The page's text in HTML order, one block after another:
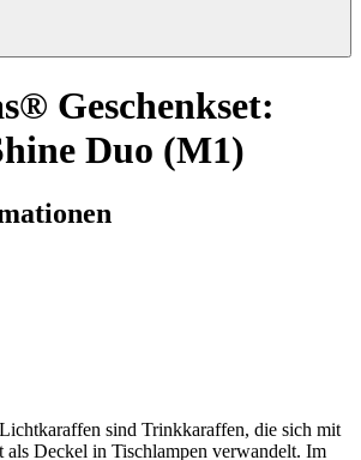
Geschenkset:
Duo (M1)
sind Trinkkaraffen, die sich mit
Deckel in Tischlampen verwandelt. Im